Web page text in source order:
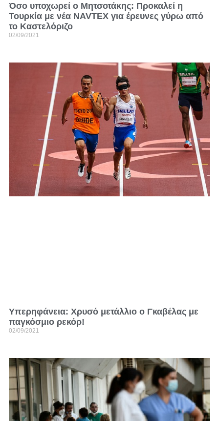
Όσο υποχωρεί ο Μητσοτάκης: Προκαλεί η
Τουρκία με νέα NAVTEX για έρευνες γύρω από
το Καστελόριζο
02/09/2021
Υπερηφάνεια: Χρυσό μετάλλιο ο Γκαβέλας με
παγκόσμιο ρεκόρ!
02/09/2021